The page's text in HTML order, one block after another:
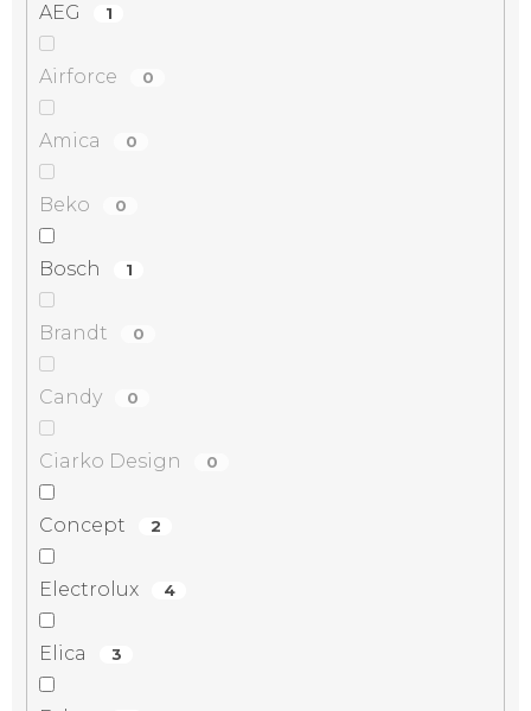
AEG 1
Airforce 0
Amica 0
Beko 0
Bosch 1
Brandt 0
Candy 0
Ciarko Design 0
Concept 2
Electrolux 4
Elica 3